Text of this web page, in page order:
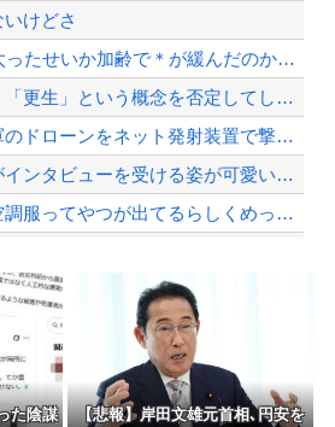
【配信者】「金バエ」のSNS更新が1週間途絶え、様々な憶測が飛び交う。1週間ぶり...
【緊急速報】NYで警官が黒人男性の首を絞め、暴動第二波不可避へ
Powered by livedoor 相互RSS
けどさ
33歳くらいから太ったせいか加齢で＊が緩んだのかチョビッと漏れるようになった
【悲報】小学館、「更生」という概念を否定してしまう
【動画】ロシア軍のドローンをネット発射装置で撃墜するウクライナ。
沖縄尚学のチアがインタビューを受ける姿が可愛いと話題に（※動画あり）
【最近】冷たい空調服ってやつが出てるらしくめっちゃ欲しい
せ
た陰謀
【悲報】岸田文雄元首相､円安を